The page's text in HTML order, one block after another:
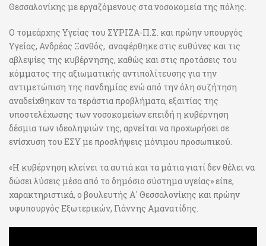
Θεσσαλονίκης με εργαζόμενους στα νοσοκομεία της πόλης.
Ο τομεάρχης Υγείας του ΣΥΡΙΖΑ-Π.Σ. και πρώην υπουργός
Υγείας, Ανδρέας Ξανθός, αναφέρθηκε στις ευθύνες και τις
αβλεψίες της κυβέρνησης, καθώς και στις προτάσεις του
κόμματος της αξιωματικής αντιπολίτευσης για την
αντιμετώπιση της πανδημίας ενώ από την όλη συζήτηση
αναδείχθηκαν τα τεράστια προβλήματα, εξαιτίας της
υποστελέχωσης των νοσοκομείων επειδή η κυβέρνηση
δέσμια των ιδεοληψιών της, αρνείται να προχωρήσει σε
ενίσχυση του ΕΣΥ με προσλήψεις μόνιμου προσωπικού.
«Η κυβέρνηση κλείνει τα αυτιά και τα μάτια γιατί δεν θέλει να
δώσει λύσεις μέσα από το δημόσιο σύστημα υγείας» είπε,
χαρακτηριστικά, ο βουλευτής Α΄ Θεσσαλονίκης και πρώην
υφυπουργός Εξωτερικών, Γιάννης Αμανατίδης.